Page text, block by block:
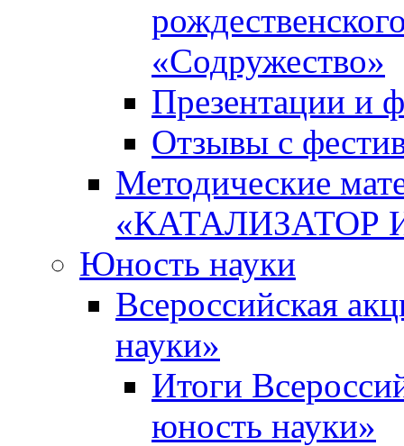
«Содружество»
Презентации и
Отзывы с
Методические
«КАТАЛИЗАТОР
Юность науки
Всероссийская
науки»
Итоги
юность науки»